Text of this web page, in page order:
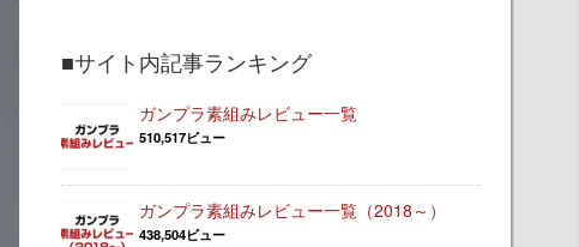
■サイト内記事ランキング
ガンプラ素組みレビュー一覧
510,517ビュー
ガンプラ素組みレビュー一覧（2018～）
438,504ビュー